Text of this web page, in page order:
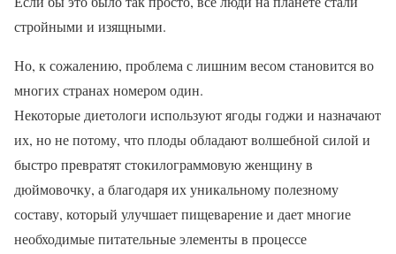
стройными и изящными.
Но, к сожалению, проблема с лишним весом становится во
многих странах номером один.
Некоторые диетологи используют ягоды годжи и назначают
их, но не потому, что плоды обладают волшебной силой и
быстро превратят стокилограммовую женщину в
дюймовочку, а благодаря их уникальному полезному
составу, который улучшает пищеварение и дает многие
необходимые питательные элементы в процессе